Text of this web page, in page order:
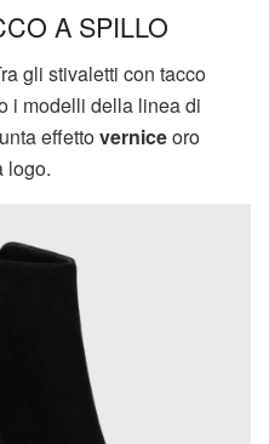
A SPILLO
gli stivaletti con tacco
i modelli della linea di
effettoverniceoro
logo.